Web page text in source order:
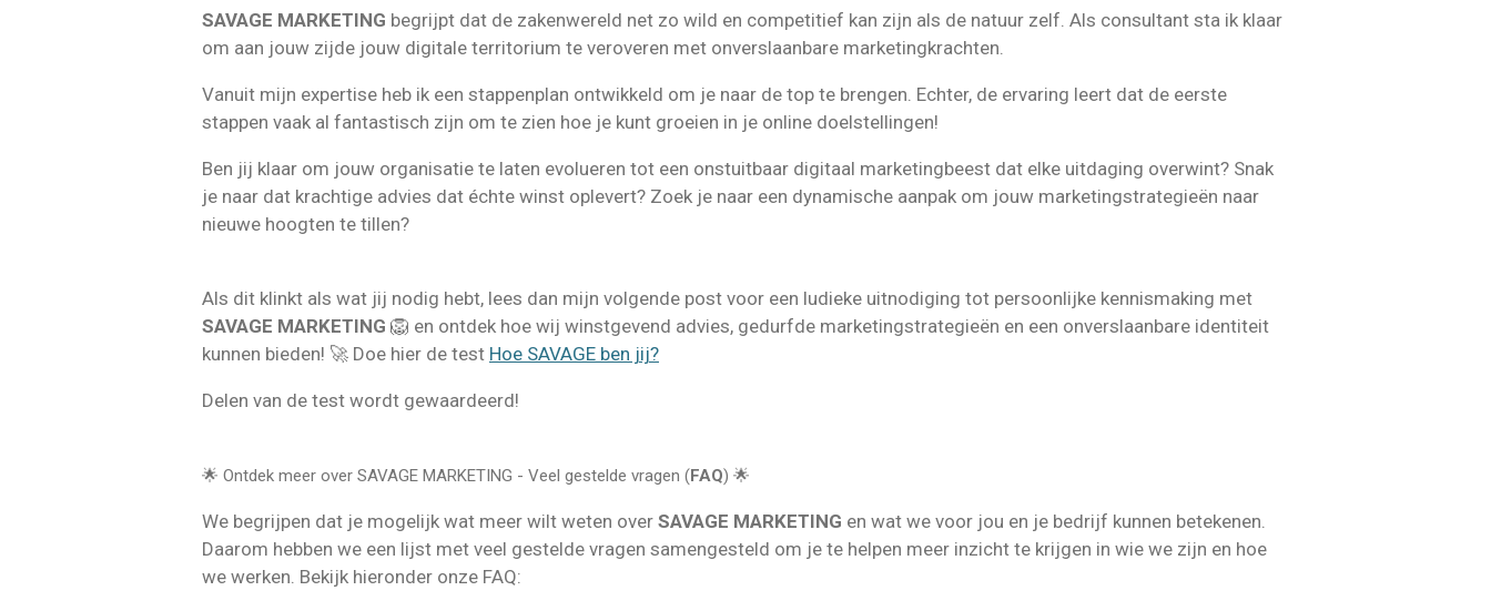
SAVAGE MARKETING begrijpt dat de zakenwereld net zo wild en competitief kan zijn als de natuur zelf. Als consultant sta ik klaar
om aan jouw zijde jouw digitale territorium te veroveren met onverslaanbare marketingkrachten.
Vanuit mijn expertise heb ik een stappenplan ontwikkeld om je naar de top te brengen. Echter, de ervaring leert dat de eerste
stappen vaak al fantastisch zijn om te zien hoe je kunt groeien in je online doelstellingen!
Ben jij klaar om jouw organisatie te laten evolueren tot een onstuitbaar digitaal marketingbeest dat elke uitdaging overwint? Snak
je naar dat krachtige advies dat échte winst oplevert? Zoek je naar een dynamische aanpak om jouw marketingstrategieën naar
nieuwe hoogten te tillen?
Als dit klinkt als wat jij nodig hebt, lees dan mijn volgende post voor een ludieke uitnodiging tot persoonlijke kennismaking met
SAVAGE MARKETING 🦁 en ontdek hoe wij winstgevend advies, gedurfde marketingstrategieën en een onverslaanbare identiteit
kunnen bieden! 🚀 Doe hier de test Hoe SAVAGE ben jij?
Delen van de test wordt gewaardeerd!
🌟 Ontdek meer over SAVAGE MARKETING - Veel gestelde vragen ( FAQ) 🌟
We begrijpen dat je mogelijk wat meer wilt weten over SAVAGE MARKETING en wat we voor jou en je bedrijf kunnen betekenen.
Daarom hebben we een lijst met veel gestelde vragen samengesteld om je te helpen meer inzicht te krijgen in wie we zijn en hoe
we werken. Bekijk hieronder onze FAQ: